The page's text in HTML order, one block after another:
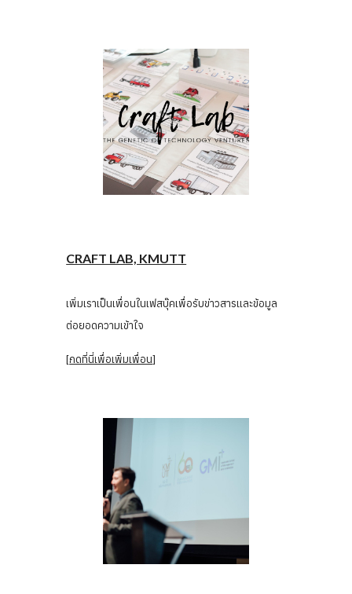
CRAFT LAB, KMUTT
เพิ่มเราเป็นเพื่อนในเฟสบุ๊คเพื่อรับข่าวสารและข้อมูล
ต่อยอดความเข้าใจ
[กดที่นี่เพื่อเพิ่มเพื่อน]